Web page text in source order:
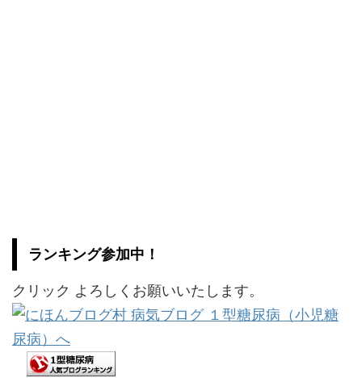
ランキング参加中！
クリック よろしくお願いいたします。